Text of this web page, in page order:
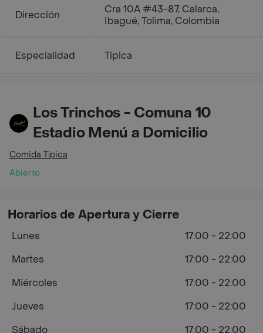
Dirección
Cra 10A #43-87, Calarca,
Ibagué, Tolima, Colombia
Especialidad Típica
Los Trinchos - Comuna 10
Estadio Menú a Domicilio
Comida Típica
Abierto
Horarios de Apertura y Cierre
Lunes
17:00 - 22:00
Martes
17:00 - 22:00
Miércoles
17:00 - 22:00
Jueves
17:00 - 22:00
Sábado
17:00 - 22:00